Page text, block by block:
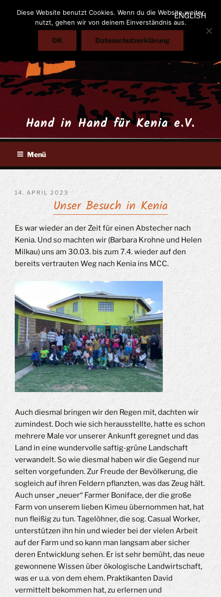
Inhalt
Hand in Hand für Kenia e.V.
ENGLISH
Menü
VERÖFFENTLICHT
AM
14. APRIL 2023
Unser Besuch in Kenia
Es war wieder an der Zeit für einen Abstecher nach
Kenia. Und so machten wir (Barbara Krohne und Helen
Milkau) uns am 30.03. bis zum 7.4. wieder auf den
bereits vertrauten Weg nach Kenia ins MCC.
Auch diesmal bringen wir den Regen mit, dachten wir
zumindest. Doch wie sich herausstellte, hatte es schon
mehrere Male vor unserer Ankunft geregnet und das
Land in eine wundervolle saftig-grüne Landschaft
verwandelt. So wie diesmal haben wir die Gegend nur
selten vorgefunden. Zur Freude der Bevölkerung, die
sogleich auf ihren Feldern pflanzten, was das Zeug hält.
Auch unser „neuer“ Farmer Boniface, der die große
Farm von unserem lieben Kimeu übernommen hat, hat
nun fleißig zu tun. Tagelöhner, die sog. Casual Worker,
unterstützen ihn hin und wieder bei der vielen Arbeit
auf der Farm und so kann man langsam aber sicher
deren Entwicklung sehen. Er ist sehr bemüht, das neue
gewonnene Wissen über ökologische Landwirtschaft,
was er u.a. von dem ehem. Praktikanten David
vermittelt bekommen hat, zu erlernen und
Diese Website benutzt Cookies. Wenn du die Website weiter
nutzt, gehen wir von deinem Einverständnis aus.
OK Datenschutzerklärung